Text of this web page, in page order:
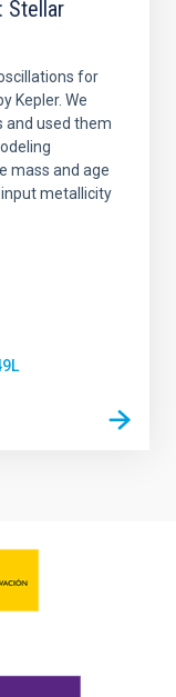
Stellar
for
Kepler. We
and used them
mass and age
metallicity